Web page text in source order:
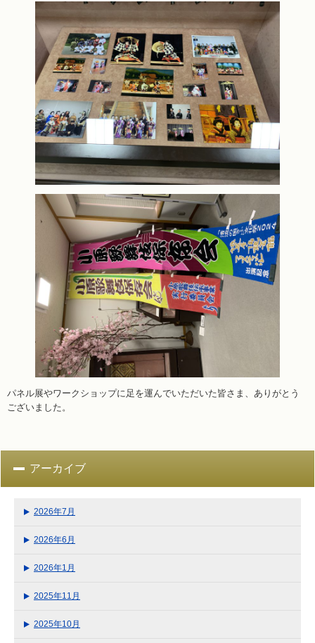
パネル展やワークショップに足を運んでいただいた皆さま、ありがとう
ございました。
アーカイブ
2026年7月
2026年6月
2026年1月
2025年11月
2025年10月